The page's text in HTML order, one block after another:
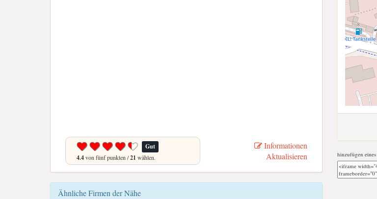
Gut
4.4von fünf punkten /21 wählen.
Informationen
Aktualisieren
Ähnliche Firmen der Nähe
hinzufügen eines